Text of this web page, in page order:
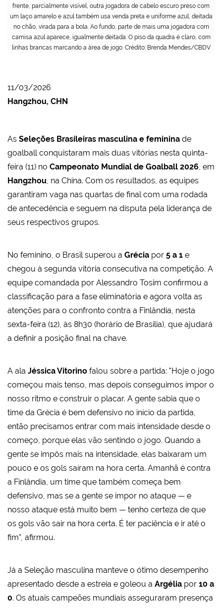
frente, parcialmente visível, outra jogadora de cabelo escuro preso com
um laço amarelo e azul também usa venda preta e uniforme azul, deitada
no chão, virada para a bola. Ao fundo, parte de mais uma jogadora com
camisa azul aparece, igualmente deitada. O piso da quadra é claro, com
linhas brancas marcando a área de jogo. Crédito: Brenda Mendes/CBDV
11/03/2026
Hangzhou, CHN
As Seleções Brasileiras masculina e feminina de
goalball conquistaram mais duas vitórias nesta quinta-
feira (11) no Campeonato Mundial de Goalball 2026, em
Hangzhou, na China. Com os resultados, as equipes
garantiram vaga nas quartas de final com uma rodada
de antecedência e seguem na disputa pela liderança de
seus respectivos grupos.
No feminino, o Brasil superou a Grécia por 5 a 1 e
chegou à segunda vitória consecutiva na competição. A
equipe comandada por Alessandro Tosim confirmou a
classificação para a fase eliminatória e agora volta as
atenções para o confronto contra a Finlândia, nesta
sexta-feira (12), às 8h30 (horário de Brasília), que ajudará
a definir a posição final na chave.
A ala Jéssica Vitorino falou sobre a partida: "Hoje o jogo
começou mais tenso, mas depois conseguimos impor o
nosso ritmo e construir o placar. A gente sabia que o
time da Grécia é bem defensivo no início da partida,
então precisamos entrar com mais intensidade desde o
começo, porque elas vão sentindo o jogo. Quando a
gente se impôs mais na intensidade, elas baixaram um
pouco e os gols saíram na hora certa. Amanhã é contra
a Finlândia, um time que também começa bem
defensivo, mas se a gente se impor no ataque — e
nosso ataque está muito bem — tenho certeza de que
os gols vão sair na hora certa. É ter paciência e ir até o
fim”, afirmou.
Já a Seleção masculina manteve o ótimo desempenho
apresentado desde a estreia e goleou a Argélia por 10 a
0. Os atuais campeões mundiais asseguraram presença